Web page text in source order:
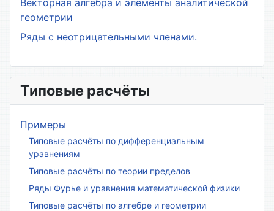
Векторная алгебра и элементы аналитической
геометрии
Ряды с неотрицательными членами.
Типовые расчёты
Примеры
Типовые расчёты по дифференциальным
уравнениям
Типовые расчёты по теории пределов
Ряды Фурье и уравнения математической физики
Типовые расчёты по алгебре и геометрии